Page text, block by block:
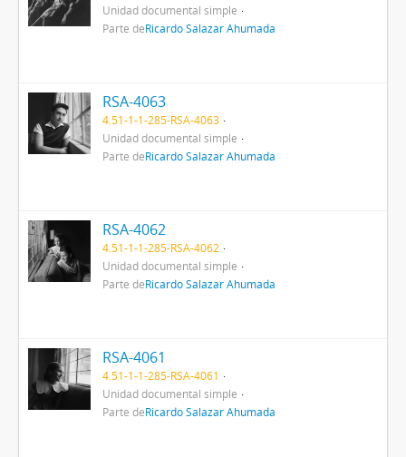
Unidad documental simple
Parte deRicardo Salazar Ahumada
RSA-4063
4.51-1-1-285-RSA-4063
Unidad documental simple
Parte deRicardo Salazar Ahumada
RSA-4062
4.51-1-1-285-RSA-4062
Unidad documental simple
Parte deRicardo Salazar Ahumada
RSA-4061
4.51-1-1-285-RSA-4061
Unidad documental simple
Parte deRicardo Salazar Ahumada